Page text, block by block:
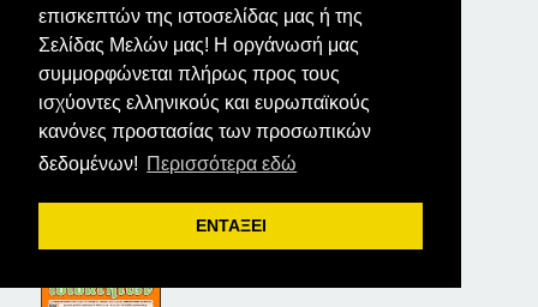
επισκεπτών της ιστοσελίδας μας ή της
Σελίδας Μελών μας! Η οργάνωσή μας
συμμορφώνεται πλήρως προς τους
ισχύοντες ελληνικούς και ευρωπαϊκούς
κανόνες προστασίας των προσωπικών
δεδομένων! Περισσότερα εδώ
ΕΝΤΑΞΕΙ
ΤΑ ΝΕΑ ΤΩΝ ΙΔΙΟΚΤΗΤΩΝ